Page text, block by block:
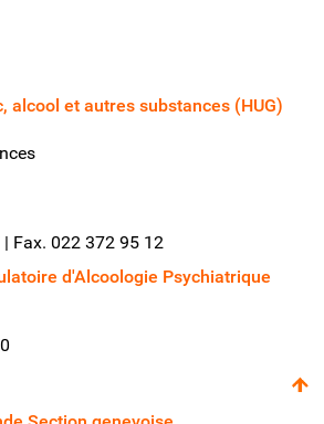
alcool et autres substances (HUG)
Fax. 022 372 95 12
d'Alcoologie Psychiatrique